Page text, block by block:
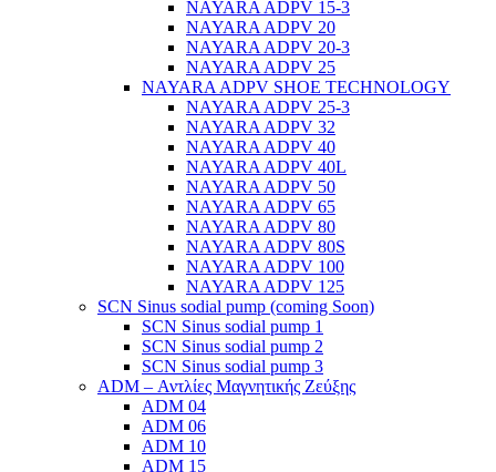
NAYARA ADPV 15-3
NAYARA ADPV 20
NAYARA ADPV 20-3
NAYARA ADPV 25
NAYARA ADPV SHOE TECHNOLOGY
NAYARA ADPV 25-3
NAYARA ADPV 32
NAYARA ADPV 40
NAYARA ADPV 40L
NAYARA ADPV 50
NAYARA ADPV 65
NAYARA ADPV 80
NAYARA ADPV 80S
NAYARA ADPV 100
NAYARA ADPV 125
SCN Sinus sodial pump (coming Soon)
SCN Sinus sodial pump 1
SCN Sinus sodial pump 2
SCN Sinus sodial pump 3
ADM – Αντλίες Μαγνητικής Ζεύξης
ADM 04
ADM 06
ADM 10
ADM 15